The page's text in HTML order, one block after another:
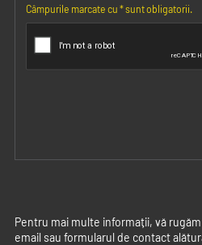
Câmpurile marcate cu *sunt obligatorii.
Pentru mai multe informații, vă
email sau formularul de contact